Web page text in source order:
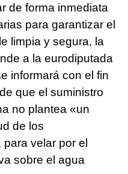
de forma inmediata
para garantizar el
limpia y segura, la
a la eurodiputada
informará con el fin
que el suministro
no plantea «un
de los
velar por el
sobre el agua